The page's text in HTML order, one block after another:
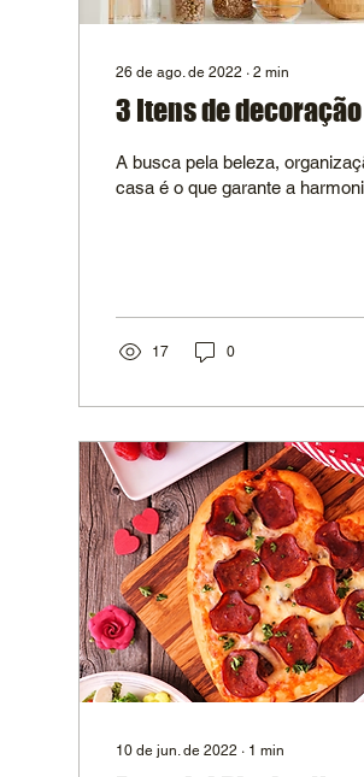
26 de ago. de 2022 ∙ 2 min
3 Itens de
A busca pela beleza,
casa é o que garante a
17 0
10 de jun. de 2022 ∙ 1 min